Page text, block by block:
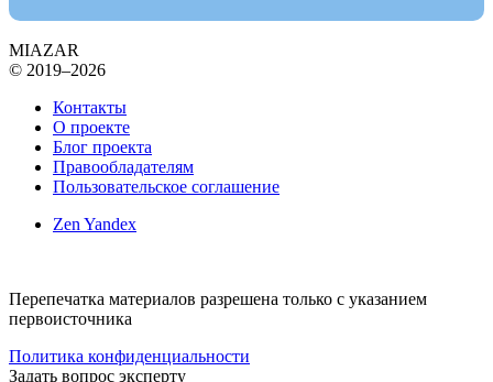
MIAZAR
© 2019–2026
Контакты
О проекте
Блог проекта
Правообладателям
Пользовательское соглашение
Zen Yandex
Перепечатка материалов разрешена только с указанием
первоисточника
Политика конфиденциальности
Задать вопрос эксперту